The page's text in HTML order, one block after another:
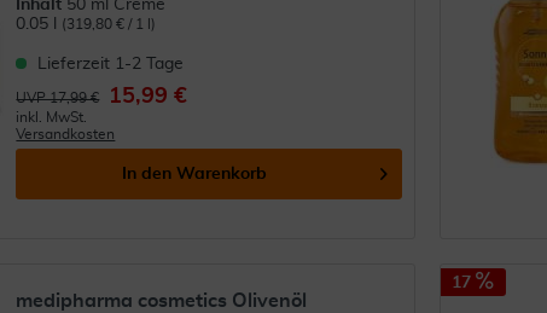
Inhalt 50 ml Creme
0.05 l
(319,80 € / 1 l)
Lieferzeit 1-2 Tage
UVP 17,99 € 15,99 €
inkl. MwSt.
Versandkosten
In den Warenkorb
medipharma cosmetics Olivenöl
17